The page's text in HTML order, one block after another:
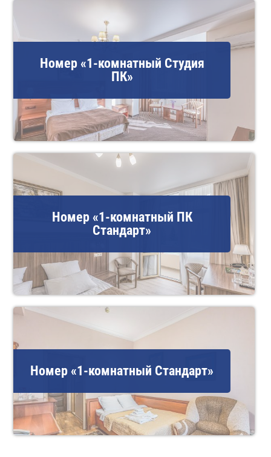
Номер «1-комнатный Студия
ПК»
Номер «1-комнатный ПК
Стандарт»
Номер «1-комнатный Стандарт»